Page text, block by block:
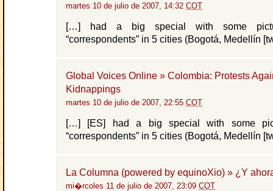
martes 10 de julio de 2007, 14:32 COT
[…] had a big special with some
“correspondents” in 5 cities (Bogotá, Medellín
Global Voices Online » Colombia: Protests
Kidnappings
martes 10 de julio de 2007, 22:55 COT
[…] [ES] had a big special with some
“correspondents” in 5 cities (Bogotá, Medellín
La Columna (powered by equinoXio) » ¿Y
mi�rcoles 11 de julio de 2007, 23:09 COT